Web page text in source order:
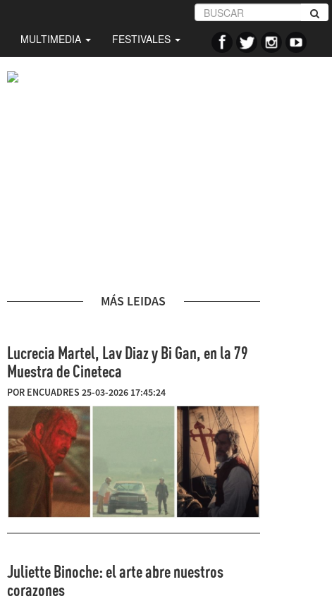
MULTIMEDIA FESTIVALES
MÁS LEIDAS
Lucrecia Martel, Lav Diaz y Bi Gan, en la 79
Muestra de Cineteca
POR ENCUADRES 25-03-2026 17:45:24
Juliette Binoche: el arte abre nuestros
corazones